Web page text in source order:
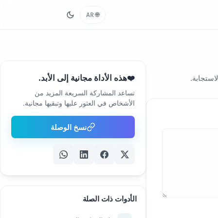
🌐
AR
❤️هذه الأداة مجانية إلى الأبد.
تساعد المشاركة السريعة المزيد من
الأشخاص في العثور عليها وتبقيها مجانية.
نسخ الوصلة
الأدوات ذات الصلة